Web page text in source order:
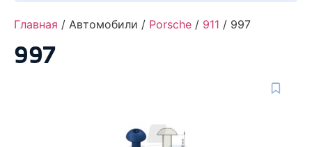
Главная / Автомобили / Porsche / 911 / 997
997